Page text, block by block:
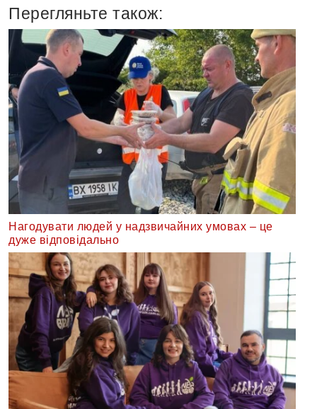
Перегляньте також:
Нагодувати людей у надзвичайних умовах – це
дуже відповідально